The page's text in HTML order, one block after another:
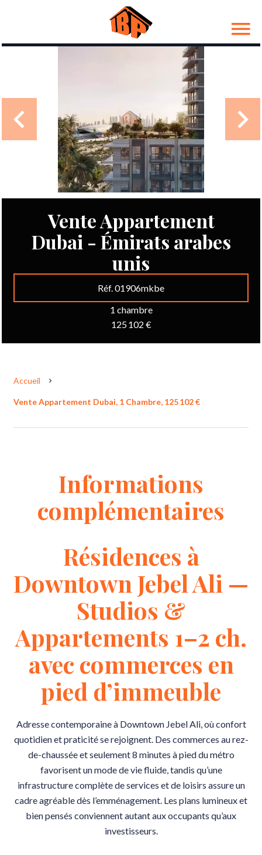
Vente Appartement
Dubai - Émirats arabes
unis
Réf. 01906mkbe
1 chambre
125 102 €
Accueil
Vente Appartement Dubai, 1 Chambre, 125 102 €
Informations
complémentaires
Résidences à
Downtown Jebel Ali —
Studios &
Appartements 1–2 ch.
avec commerces en
pied d’immeuble
Adresse contemporaine à Downtown Jebel Ali, où confort
quotidien et praticité se rejoignent. Des commerces au rez-
de-chaussée et seulement 8 minutes à pied du métro
favorisent un mode de vie fluide, tandis qu’une
infrastructure complète de services et de loisirs assure un
cadre agréable dès l’emménagement. Les plans lumineux et
bien pensés conviennent autant aux occupants qu’aux
investisseurs.